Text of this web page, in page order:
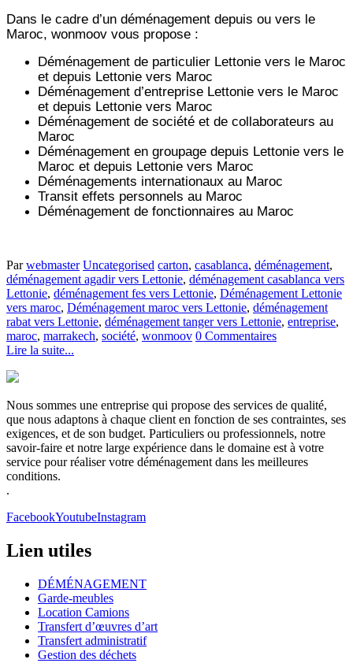
Dans le cadre d’un déménagement depuis ou vers le
Maroc, wonmoov vous propose :
Déménagement de particulier Lettonie vers le Maroc
et depuis Lettonie vers Maroc
Déménagement d’entreprise Lettonie vers le Maroc
et depuis Lettonie vers Maroc
Déménagement de société et de collaborateurs au
Maroc
Déménagement en groupage depuis Lettonie vers le
Maroc et depuis Lettonie vers Maroc
Déménagements internationaux au Maroc
Transit effets personnels au Maroc
Déménagement de fonctionnaires au Maroc
Parwebmaster Uncategorised carton, casablanca, déménagement,
déménagement agadir vers Lettonie, déménagement casablanca vers
Lettonie, déménagement fes vers Lettonie, Déménagement Lettonie
vers maroc, Déménagement maroc vers Lettonie, déménagement
rabat vers Lettonie, déménagement tanger vers Lettonie, entreprise,
maroc, marrakech, société, wonmoov 0 Commentaires
Lire la suite...
Nous sommes une entreprise qui propose des services de qualité,
que nous adaptons à chaque client en fonction de ses contraintes, ses
exigences, et de son budget. Particuliers ou professionnels, notre
savoir-faire et notre large expérience dans le domaine est à votre
service pour réaliser votre déménagement dans les meilleures
conditions.
.
FacebookYoutubeInstagram
Lien utiles
DÉMÉNAGEMENT
Garde-meubles
Location Camions
Transfert d’œuvres d’art
Transfert administratif
Gestion des déchets